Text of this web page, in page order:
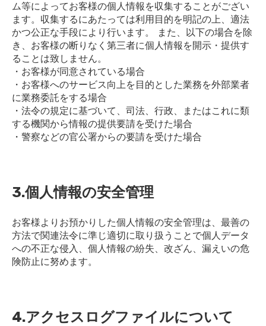
ム等によってお客様の個人情報を収集することがござい
ます。収集するにあたっては利用目的を明記の上、適法
かつ公正な手段により行います。 また、以下の場合を除
き、お客様の断りなく第三者に個人情報を開示・提供す
ることは致しません。
・お客様が同意されている場合
・お客様へのサービス向上を目的とした業務を外部業者
に業務委託をする場合
・法令の規定に基づいて、司法、行政、またはこれに類
する機関から情報の提供要請を受けた場合
・警察などの官公署からの要請を受けた場合
3.個人情報の安全管理
お客様よりお預かりした個人情報の安全管理は、最善の
方法で関連法令に準じ適切に取り扱うことで個人データ
への不正な侵入、個人情報の紛失、改ざん、漏えいの危
険防止に努めます。
4.アクセスログファイルについて